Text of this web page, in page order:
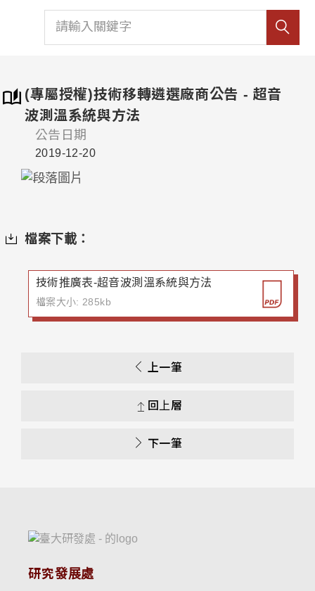
(專屬授權)技術移轉遴選廠商公告 - 超音
波測溫系統與方法
公告日期
2019-12-20
檔案下載：
技術推廣表-超音波測溫系統與方法
檔案大小: 285kb
上一筆
回上層
下一筆
研究發展處